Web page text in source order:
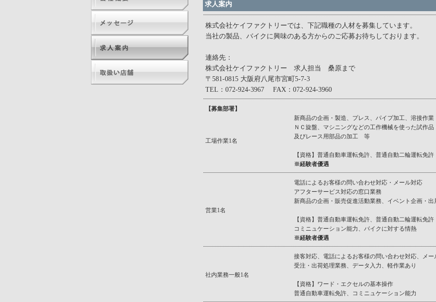
会社概要
メッセージ
求人案内
求人案内
株式会社ケイファクトリーでは、下記職種の人材を募集しています。
当社の製品、バイクに興味のある方からのご応募お待ちしております。
連絡先：
株式会社ケイファクトリー 求人担当 桑原まで
〒581-0815 大阪府八尾市宮町5-7-3
TEL：072-924-3967 FAX：072-924-3960
【募集部署】
工場作業1名
新商品の企画・製造、プレス、パイプ加工、溶接作業
ＮＣ旋盤、マシニングなどの工作機械を使った試作品
及びレース用部品の加工 等
【資格】普通自動車運転免許、普通自動二輪運転免許
※経験者優遇
営業1名
電話によるお客様の問い合わせ対応・メール対応
アフターサービス対応の窓口業務
新商品の企画・販売促進活動業務、イベント企画・出
【資格】普通自動車運転免許、普通自動二輪運転免許
コミニュケーション能力、バイクに対する情熱
※経験者優遇
社内業務一般1名
接客対応、電話によるお客様の問い合わせ対応、メー
受注・出荷処理業務、データ入力、軽作業あり
【資格】ワード・エクセルの基本操作
普通自動車運転免許、コミニュケーション能力